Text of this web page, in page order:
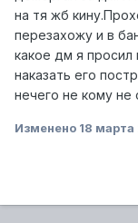
на тя жб
перезахожу и в
какое дм я
наказать его
нечего не кому не
Изменено 18 марта